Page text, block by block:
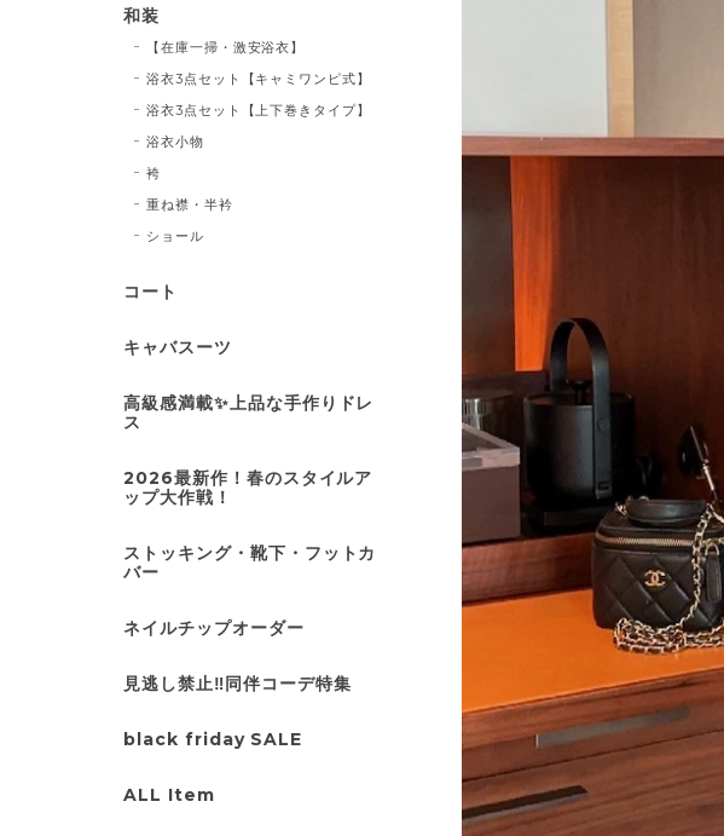
和装
【在庫一掃・激安浴衣】
浴衣3点セット【キャミワンピ式】
浴衣3点セット【上下巻きタイプ】
浴衣小物
袴
重ね襟・半衿
ショール
コート
キャバスーツ
高級感満載✨上品な手作りドレ
ス
2026最新作！春のスタイルア
ップ大作戦！
ストッキング・靴下・フットカ
バー
ネイルチップオーダー
見逃し禁止‼同伴コーデ特集
black friday SALE
ALL Item